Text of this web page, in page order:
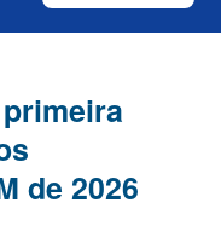
de 2026